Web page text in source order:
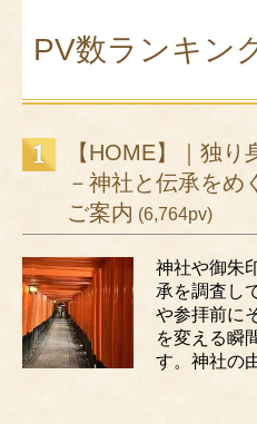
PV数ランキン
【HOME】｜独り
－神社と伝承をめ
ご案内 (6,764pv)
神社や御朱
承を調査し
や参拝前に
を変える瞬
す。神社の